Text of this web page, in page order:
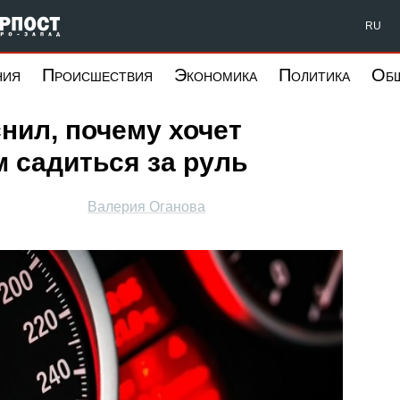
Форпост Северо-Запад RU
Происшествия Экономика Политика
почему хочет
садиться за руль
Валерия Оганова